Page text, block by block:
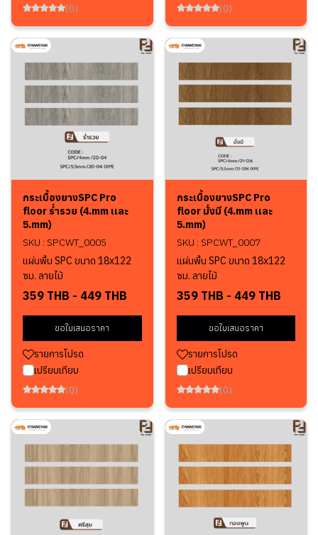
(0)
(0)
กระเบื้องยางSPC Pro
floor ร่ำรวย (4.mm เเละ
5.mm)
SKU : SPCWT_0005
แผ่นพื้น SPC ขนาด 18x122
ซม. ลายไม้
359 THB - 449 THB
ขอใบเสนอราคา
รายการโปรด
เปรียบเทียบ
(0)
กระเบื้องยางSPC Pro
floor มั่งมี (4.mm เเละ
5.mm)
SKU : SPCWT_0007
แผ่นพื้น SPC ขนาด 18x122
ซม. ลายไม้
359 THB - 449 THB
ขอใบเสนอราคา
รายการโปรด
เปรียบเทียบ
(0)